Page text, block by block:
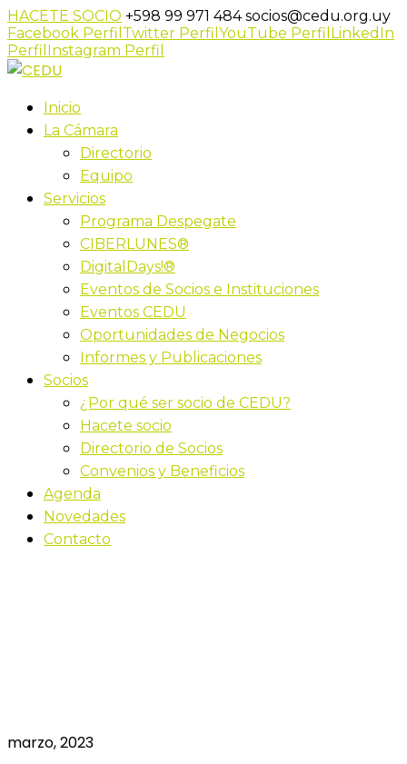
HACETE SOCIO +598 99 971 484socios@cedu.org.uy
Facebook Perfil Twitter Perfil YouTube Perfil LinkedIn
Perfil Instagram Perfil
Inicio
La Cámara
Directorio
Equipo
Servicios
Programa Despegate
CIBERLUNES®
DigitalDays!®
Eventos de Socios e Instituciones
Eventos CEDU
Oportunidades de Negocios
Informes y Publicaciones
Socios
¿Por qué ser socio de CEDU?
Hacete socio
Directorio de Socios
Convenios y Beneficios
Agenda
Novedades
Contacto
marzo, 2023